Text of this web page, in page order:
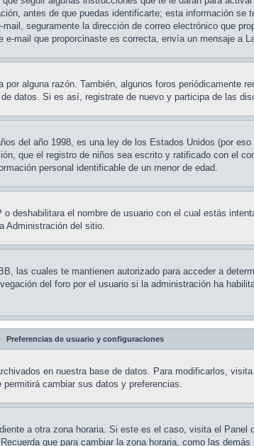
antes de que puedas identificarte; esta información se
seguramente la dirección de correo electrónico que
mail que proporcinaste es correcta, envía un mensaje a
alguna razón. También, algunos foros periódicamente
datos. Si es así, registrate de nuevo y participa de las
del año 1998, es una ley de los Estados Unidos (por
que el registro de niños sea escrito y ratificado con el
personal identificable de un menor de edad.
deshabilitara el nombre de usuario con el cual estás
Administración del sitio.
las cuales te mantienen autorizado para acceder a
del foro por el usuario si la administración ha
Preferencias de usuario y configuraciones
en nuestra base de datos. Para modificarlos,
cambiar sus datos y preferencias.
a otra zona horaria. Si este es el caso, visita el Panel
que para cambiar la zona horaria, como las